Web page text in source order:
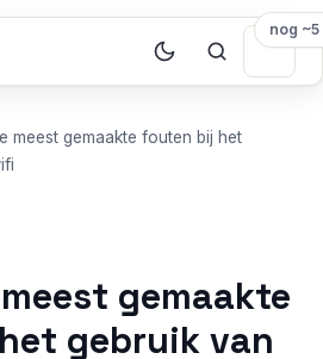
meest gemaakte fouten bij het
gemaakte
gebruik van
nog ~5